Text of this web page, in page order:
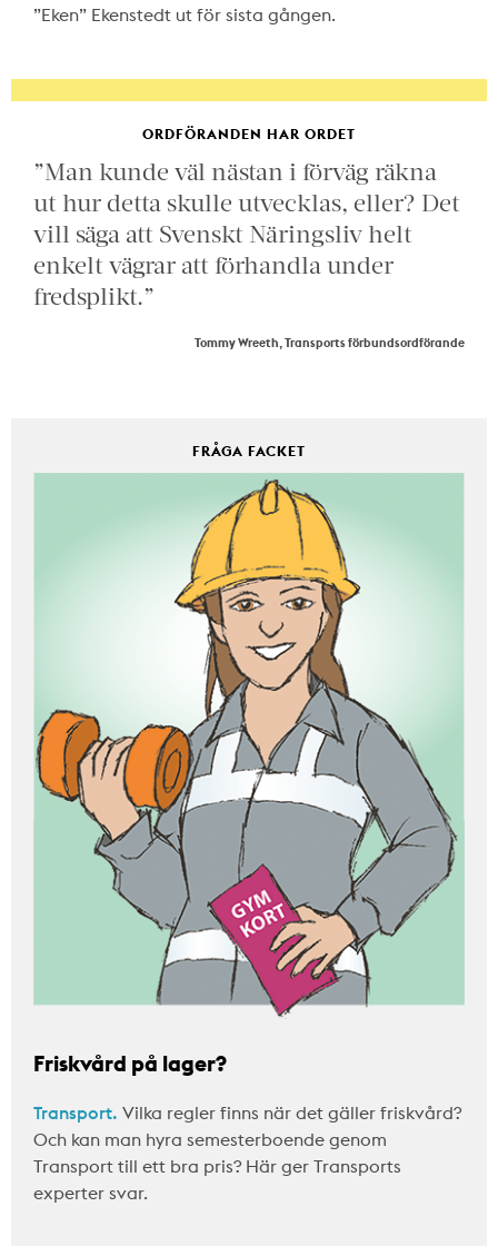
”Eken” Ekenstedt ut för sista gången.
ORDFÖRANDEN HAR ORDET
”Man kunde väl nästan i förväg räkna
ut hur detta skulle utvecklas, eller? Det
vill säga att Svenskt Näringsliv helt
enkelt vägrar att förhandla under
fredsplikt.”
Tommy Wreeth, Transports förbundsordförande
FRÅGA FACKET
Friskvård på lager?
Transport. Vilka regler finns när det gäller friskvård?
Och kan man hyra semesterboende genom
Transport till ett bra pris? Här ger Transports
experter svar.